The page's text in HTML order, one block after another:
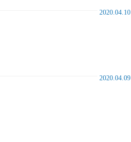
2020.04.10
2020.04.09